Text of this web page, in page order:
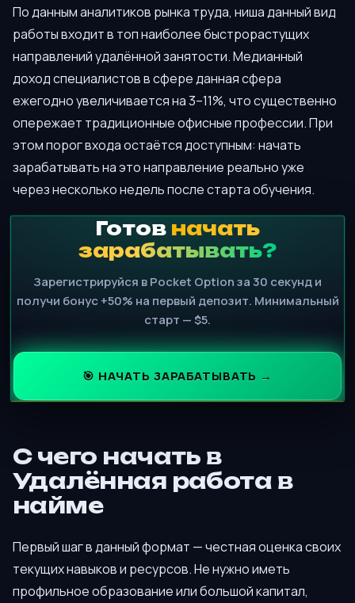
По данным аналитиков рынка труда, ниша данный вид
работы входит в топ наиболее быстрорастущих
направлений удалённой занятости. Медианный
доход специалистов в сфере данная сфера
ежегодно увеличивается на 3–11%, что существенно
опережает традиционные офисные профессии. При
этом порог входа остаётся доступным: начать
зарабатывать на это направление реально уже
через несколько недель после старта обучения.
Готов начать
зарабатывать?
Зарегистрируйся в Pocket Option за 30 секунд и
получи бонус +50% на первый депозит. Минимальный
старт — $5.
🎯 НАЧАТЬ ЗАРАБАТЫВАТЬ →
С чего начать в
Удалённая работа в
найме
Первый шаг в данный формат — честная оценка своих
текущих навыков и ресурсов. Не нужно иметь
профильное образование или большой капитал,